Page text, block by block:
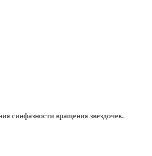
синфазности вращения звездочек.